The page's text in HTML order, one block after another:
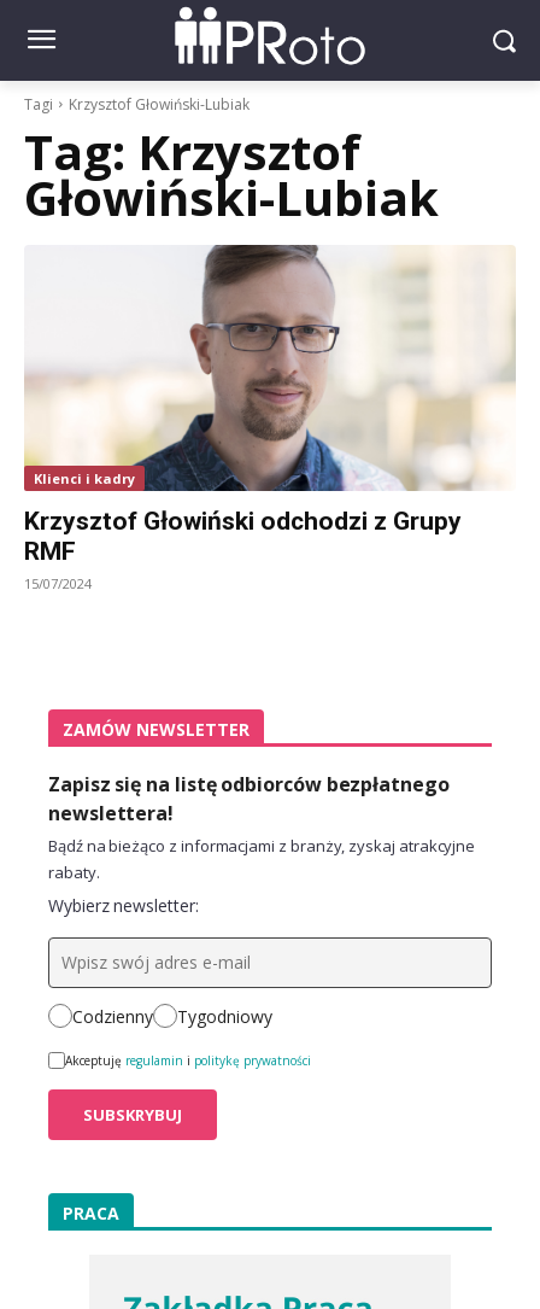
Tagi Krzysztof Głowiński-Lubiak
Tag: Krzysztof
Głowiński-Lubiak
Klienci i kadry
Krzysztof Głowiński odchodzi z Grupy
RMF
15/07/2024
ZAMÓW NEWSLETTER
Zapisz się na listę odbiorców bezpłatnego
newslettera!
Bądź na bieżąco z informacjami z branży, zyskaj atrakcyjne
rabaty.
Wybierz newsletter:
Codzienny Tygodniowy
Akceptuję regulamin i politykę prywatności
PRACA